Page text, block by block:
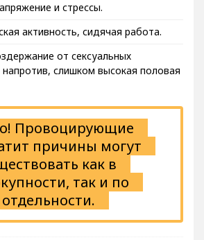
и стрессы.
активность, сидячая работа.
от сексуальных
напротив, слишком высокая половая
Провоцирующие
причины могут
как в
так и по
отдельности.